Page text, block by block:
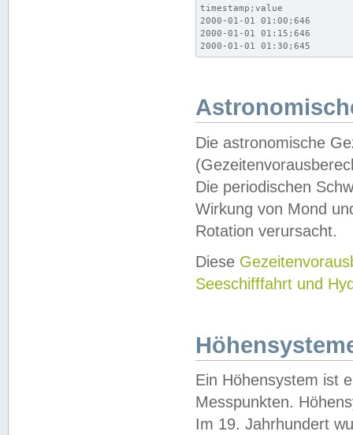
timestamp;value
2000-01-01 01:00;646
2000-01-01 01:15;646
2000-01-01 01:30;645
Die astronomische
Die periodischen
Wirkung von Mond
Rotation verursacht.
Diese
Seeschifffahrt und
Ein Höhensystem ist
Messpunkten.
Im 19. Jahrhundert